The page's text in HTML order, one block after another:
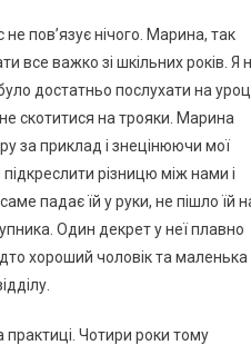
пов’язує нічого. Марина, так
все важко зі шкільних років. Я
достатньо послухати на
скотитися на трояки. Марина
за приклад і знецінюючи мої
різницю між нами і
падає їй у руки, не пішло їй
Один декрет у неї плавно
хороший чоловік та маленька
практиці. Чотири роки тому